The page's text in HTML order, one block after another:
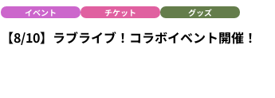
イベント チケット グッズ
【8/10】ラブライブ！コラボイベント開催！